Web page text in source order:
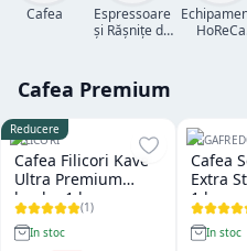
Cafea
Espressoare
și Rășnițe de
HoReCa
Cafea Premium
Reducere
FILICORI
Cafea Filicori Kave
Ultra Premium
boabe 1 kg
(1)
In stoc
Cafea
Extra
1 kg
In stoc